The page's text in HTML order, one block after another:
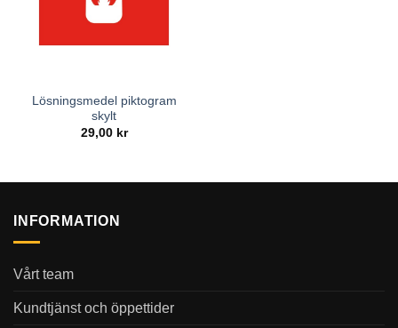
Lösningsmedel piktogram
skylt
29,00 kr
INFORMATION
Vårt team
Kundtjänst och öppettider